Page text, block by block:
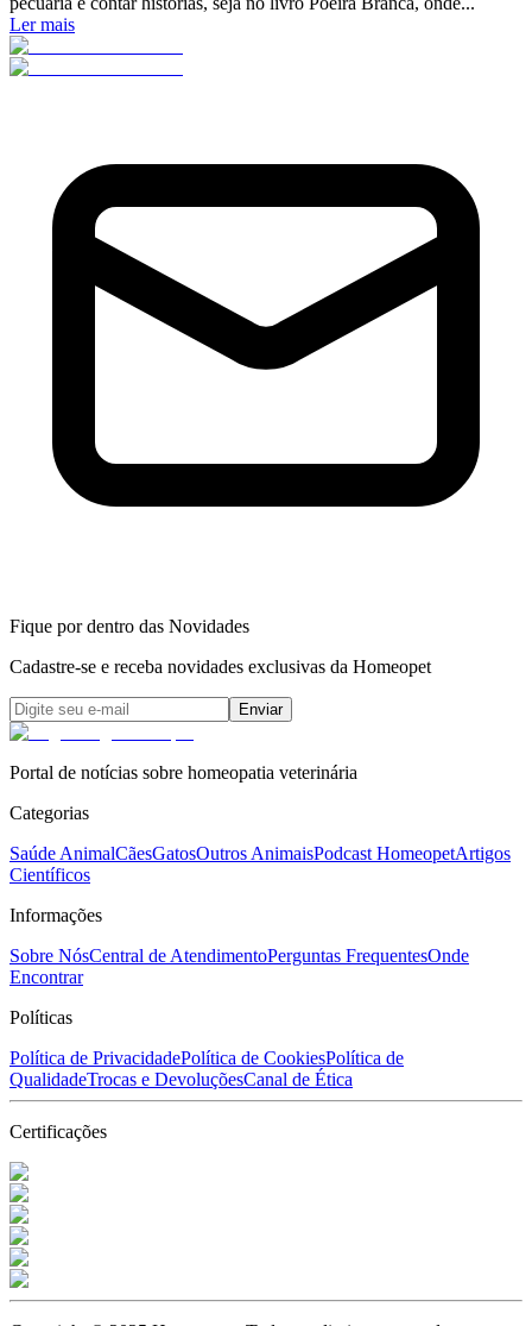
Ler mais
Fique por dentro das Novidades
Cadastre-se e receba novidades exclusivas da Homeopet
Enviar
Portal de notícias sobre homeopatia veterinária
Categorias
Saúde AnimalCãesGatosOutros AnimaisPodcast HomeopetArtigos
Científicos
Informações
Sobre NósCentral de AtendimentoPerguntas FrequentesOnde
Encontrar
Políticas
Política de PrivacidadePolítica de CookiesPolítica de
QualidadeTrocas e DevoluçõesCanal de Ética
Certificações